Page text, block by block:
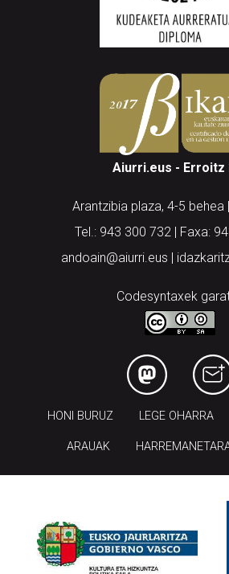
Aiurri.eus - Erroitz
Arantzibia plaza, 4-5 behea
Tel.: 943 300 732 | Faxa:
andoain@aiurri.eus |
Codesyntaxek
HONI BURUZ LEGE OHARRA
ARAUAK